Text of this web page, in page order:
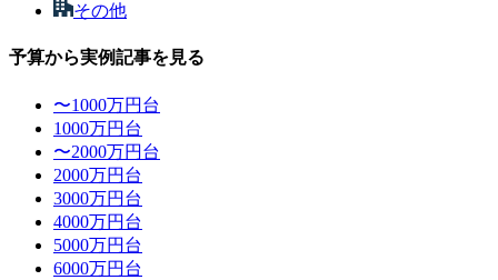
その他
予算から実例記事を見る
〜1000万円台
1000万円台
〜2000万円台
2000万円台
3000万円台
4000万円台
5000万円台
6000万円台